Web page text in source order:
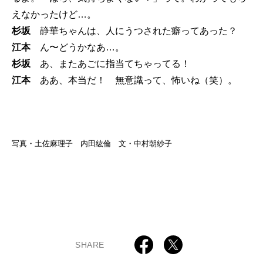
えなかったけど…。
杉坂 静華ちゃんは、人にうつされた癖ってあった？
江本ん〜どうかなあ…。
杉坂 あ、またあごに指当てちゃってる！
江本ああ、本当だ！ 無意識って、怖いね（笑）。
写真・土佐麻理子 内田紘倫 文・中村朝紗子
SHARE